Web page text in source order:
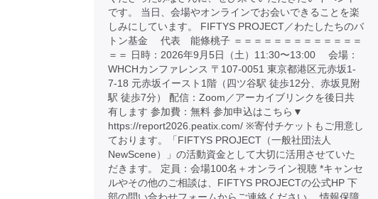
です。 当日、会場やオンラインでお会いできることを楽
しみにしています。 FIFTYS PROJECT／わたしたちのバ
トン基金 代表 能條桃子 ＝＝＝＝＝＝＝＝＝＝＝＝＝
＝＝ 日時：2026年9月5日（土）11:30〜13:00 会場：
WHCHカンファレンス 〒107-0051 東京都港区元赤坂1-
7-18 元赤坂イースト1階（四ツ谷駅 徒歩12分、赤坂見附
駅 徒歩7分） 配信：Zoom／アーカイブリンクを後日共
有します 参加費：無料 参加申込はこちら▼
https://report2026.peatix.com/ ※寄付チケットもご用意し
ております。「FIFTYS PROJECT（一般社団法人
NewScene）」の活動資金として大切に活用させていた
だきます。 定員：会場100名＋オンライン視聴 *キャンセ
ルやその他のご相談は、FIFTYS PROJECTの公式HP 下